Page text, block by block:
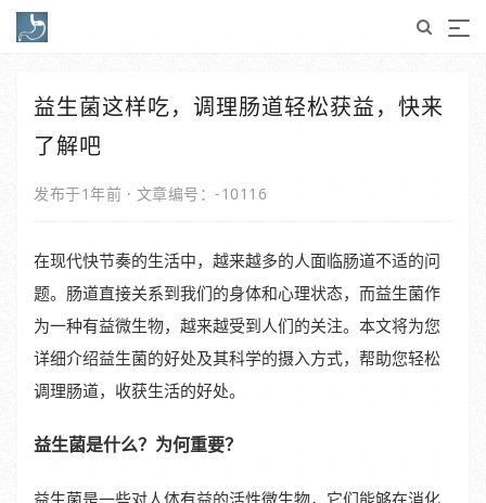
益生菌这样吃，调理肠道轻松获益，快来
了解吧
发布于1年前 · 文章编号：-10116
在现代快节奏的生活中，越来越多的人面临肠道不适的问
题。肠道直接关系到我们的身体和心理状态，而益生菌作
为一种有益微生物，越来越受到人们的关注。本文将为您
详细介绍益生菌的好处及其科学的摄入方式，帮助您轻松
调理肠道，收获生活的好处。
益生菌是什么？为何重要？
益生菌是一些对人体有益的活性微生物，它们能够在消化